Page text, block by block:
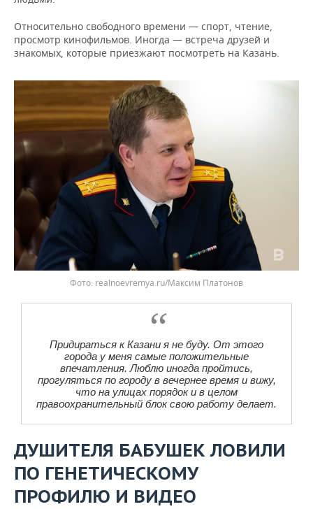
Относительно свободного времени — спорт, чтение,
просмотр кинофильмов. Иногда — встреча друзей и
знакомых, которые приезжают посмотреть на Казань.
realnoevremya.ru/Максим Платонов
Придираться к Казани я не буду. От этого
города у меня самые положительные
впечатления. Люблю иногда пройтись,
прогуляться по городу в вечернее время и вижу,
что на улицах порядок и в целом
правоохранительный блок свою работу делает.
ДУШИТЕЛЯ БАБУШЕК ЛОВИЛИ
ПО ГЕНЕТИЧЕСКОМУ
ПРОФИЛЮ И ВИДЕО